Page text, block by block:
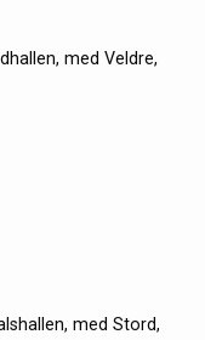
med Veldre,
med Stord,